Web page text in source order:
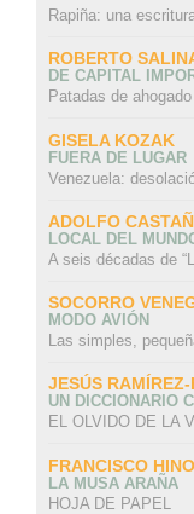
Rapiña: una
ROBERTO
DE CAPITAL
Patadas de ahogado
GISELA KOZAK
FUERA DE LUGAR
Venezuela:
ADOLFO
LOCAL DEL
A seis décadas de
SOCORRO
MODO AVIÓN
Las simples,
JESÚS
UN DICCIONARIO
EL OLVIDO DE LA
FRANCISCO
LA MUSA ARAÑA
HOJA DE PAPEL